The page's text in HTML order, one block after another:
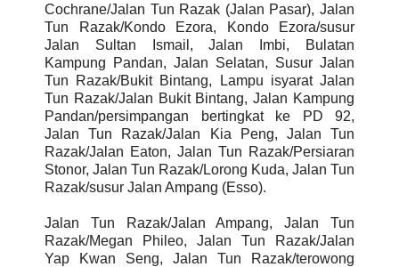
Cochrane/Jalan Tun Razak (Jalan Pasar), Jalan
Tun Razak/Kondo Ezora, Kondo Ezora/susur
Jalan Sultan Ismail, Jalan Imbi, Bulatan
Kampung Pandan, Jalan Selatan, Susur Jalan
Tun Razak/Bukit Bintang, Lampu isyarat Jalan
Tun Razak/Jalan Bukit Bintang, Jalan Kampung
Pandan/persimpangan bertingkat ke PD 92,
Jalan Tun Razak/Jalan Kia Peng, Jalan Tun
Razak/Jalan Eaton, Jalan Tun Razak/Persiaran
Stonor, Jalan Tun Razak/Lorong Kuda, Jalan Tun
Razak/susur Jalan Ampang (Esso).
Jalan Tun Razak/Jalan Ampang, Jalan Tun
Razak/Megan Phileo, Jalan Tun Razak/Jalan
Yap Kwan Seng, Jalan Tun Razak/terowong